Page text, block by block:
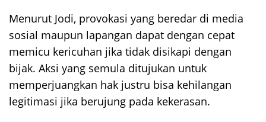
Menurut Jodi, provokasi yang beredar di media
sosial maupun lapangan dapat dengan cepat
memicu kericuhan jika tidak disikapi dengan
bijak. Aksi yang semula ditujukan untuk
memperjuangkan hak justru bisa kehilangan
legitimasi jika berujung pada kekerasan.